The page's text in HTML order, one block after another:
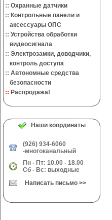
:: Охранные датчики
:: Контрольные панели и
аксессуары ОПС
:: Устройства обработки
видеосигнала
:: Электрозамки, доводчики,
контроль доступа
:: Автономные средства
безопасности
:: Распродажа!
Наши координаты
(926) 934-6060
-многоканальный
Пн - Пт: 10.00 - 18.00
Сб - Вс: выходные
Написать письмо >>